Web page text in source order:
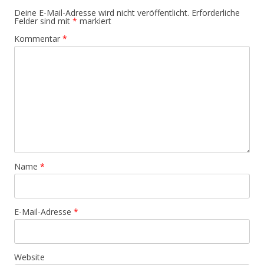
Deine E-Mail-Adresse wird nicht veröffentlicht. Erforderliche
Felder sind mit * markiert
Kommentar *
Name *
E-Mail-Adresse *
Website